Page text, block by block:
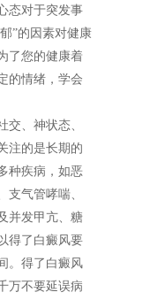
态对于突发事
”的因素对健康
了您的健康着
的情绪，学会
、神状态、
注的是长期的
种疾病，如恶
支气管哮喘、
并发甲亢、糖
得了白癜风要
。得了白癜风
万不要延误病